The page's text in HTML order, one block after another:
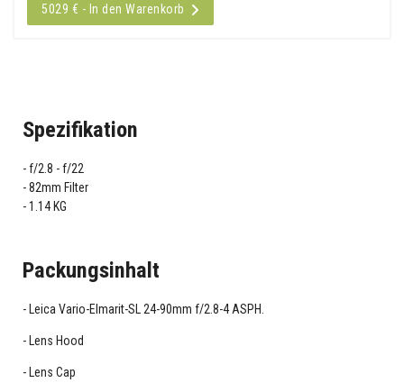
5029 € - In den Warenkorb
Spezifikation
f/2.8 - f/22
82mm Filter
1.14 KG
Packungsinhalt
Leica Vario-Elmarit-SL 24-90mm f/2.8-4 ASPH.
Lens Hood
Lens Cap